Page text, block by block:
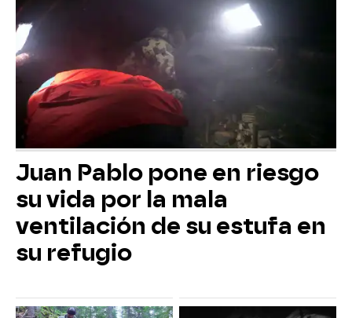
Juan Pablo pone en riesgo
su vida por la mala
ventilación de su estufa en
su refugio